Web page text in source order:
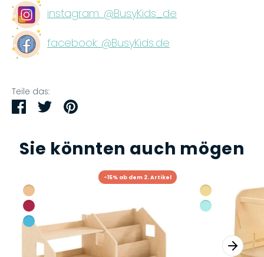
instagram: @BusyKids_de
facebook: @BusyKids.de
Teile das:
TeilenTwitternPinnen
Sie könnten auch mögen
-15% ab dem 2. Artikel